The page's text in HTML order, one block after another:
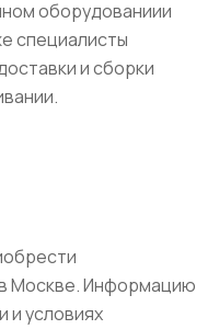
оборудованиии
специалисты
и сборки
Москве. Информацию
и условиях